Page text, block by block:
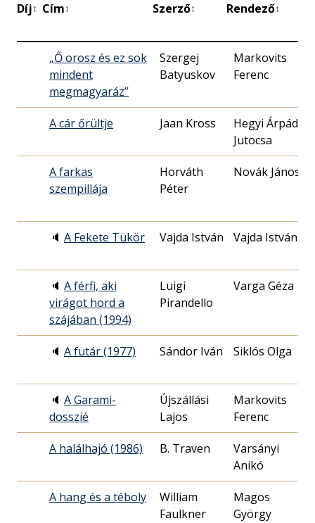
Díj↕ Cím↕ Szerző↕ Rendező↕
„Ő orosz és ez sok
mindent
megmagyaráz”
Szergej
Batyuskov
Markovits
Ferenc
A cár őrültje Jaan Kross
Hegyi Árpád
Jutocsa
A farkas
szempillája
Horváth
Péter
Novák János
🔈 A Fekete Tükör Vajda István Vajda István
🔈 A férfi, aki
virágot hord a
szájában (1994)
Luigi
Pirandello
Varga Géza
🔈 A futár (1977) Sándor Iván Siklós Olga
🔈 A Garami-
dosszié
Újszállási
Lajos
Markovits
Ferenc
A halálhajó (1986) B. Traven
Varsányi
Anikó
A hang és a téboly
William
Faulkner
Magos
György